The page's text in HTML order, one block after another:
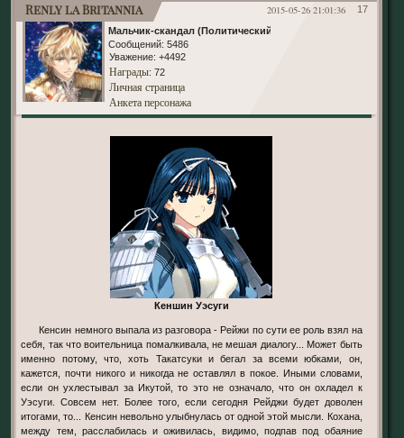
17
2015-05-26 21:01:36
Renly la Britannia
Мальчик-скандал (Политический)
Сообщений: 5486
Уважение: +4492
Награды: 72
Личная страница
Анкета персонажа
Кеншин Уэсуги
Кенсин немного выпала из разговора - Рейжи по сути ее роль взял на
себя, так что воительница помалкивала, не мешая диалогу... Может быть
именно потому, что, хоть Такатсуки и бегал за всеми юбками, он,
кажется, почти никого и никогда не оставлял в покое. Иными словами,
если он ухлестывал за Икутой, то это не означало, что он охладел к
Уэсуги. Совсем нет. Более того, если сегодня Рейджи будет доволен
итогами, то... Кенсин невольно улыбнулась от одной этой мысли. Кохана,
между тем, расслабилась и оживилась, видимо, подпав под обаяние